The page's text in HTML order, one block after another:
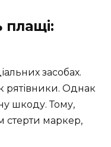
плащі:
засобах.
рятівники. Однак
шкоду. Тому,
стерти маркер,